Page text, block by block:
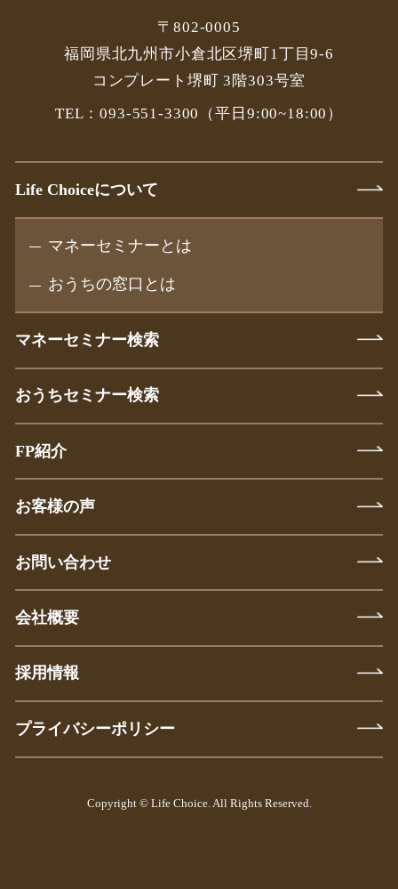
〒802-0005
福岡県北九州市小倉北区堺町1丁目9-6
コンプレート堺町 3階303号室
TEL：093-551-3300
（平日9:00~18:00）
Life Choiceについて
マネーセミナーとは
おうちの窓口とは
マネーセミナー検索
おうちセミナー検索
FP紹介
お客様の声
お問い合わせ
会社概要
採用情報
プライバシーポリシー
Copyright © Life Choice. All Rights Reserved.